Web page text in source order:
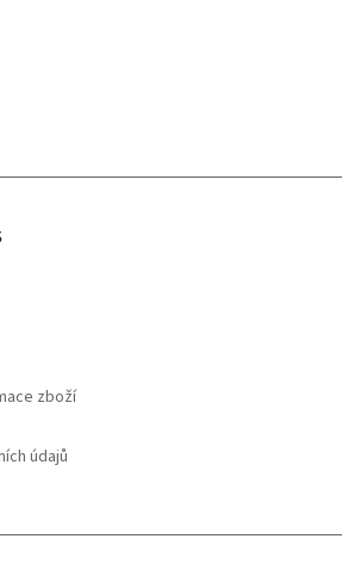
zboží
údajů